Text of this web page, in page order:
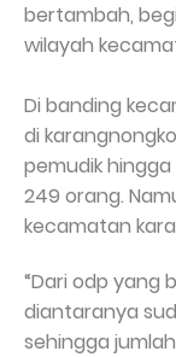
bertambah,
wilayah
Di banding
di
pemudik
249 orang.
kecamatan
“Dari odp yang
diantaranya
sehingga